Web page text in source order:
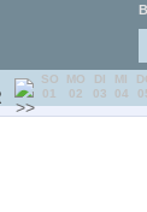
SO
01
MO
02
DI
03
MI
04